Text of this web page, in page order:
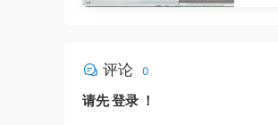
评论 0
请先登录 ！